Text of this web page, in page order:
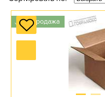
Перейти в раздел
✓ Распродажа